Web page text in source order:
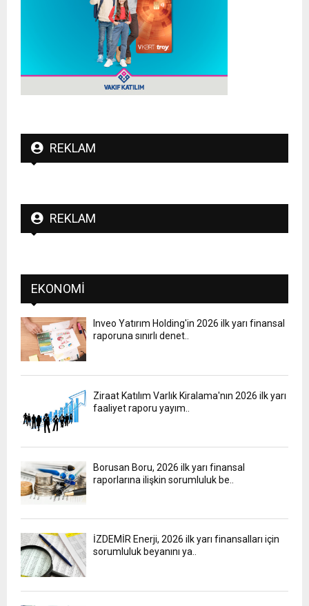
REKLAM
REKLAM
EKONOMI
Inveo Yatırım Holding'in 2026 ilk yarı finansal
raporuna sınırlı denet..
Ziraat Katılım Varlık Kiralama'nın 2026 ilk yarı
faaliyet raporu yayım..
Borusan Boru, 2026 ilk yarı finansal
raporlarına ilişkin sorumluluk be..
İZDEMİR Enerji, 2026 ilk yarı finansalları için
sorumluluk beyanını ya..